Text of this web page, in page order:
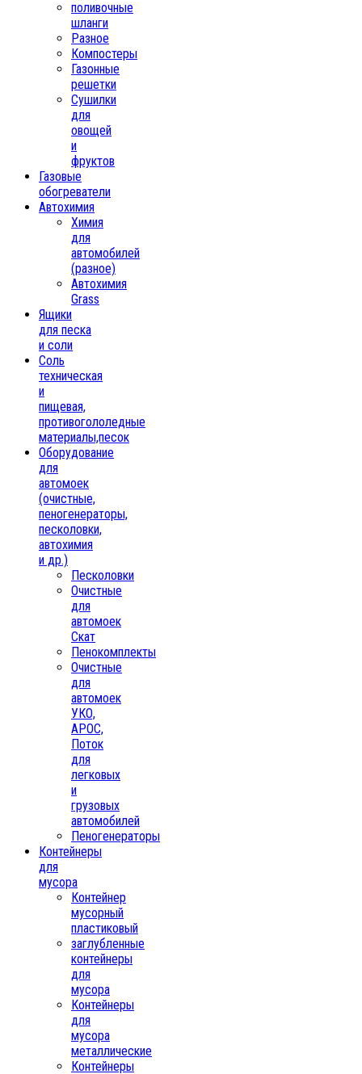
поливочные
шланги
Разное
Компостеры
Газонные
решетки
Сушилки
для
овощей
и
фруктов
Газовые
обогреватели
Автохимия
Химия
для
автомобилей
(разное)
Автохимия
Grass
Ящики
для песка
и соли
Соль
техническая
и
пищевая,
противогололедные
материалы,песок
Oборудование
для
автомоек
(очистные,
пеногенераторы,
песколовки,
автохимия
и др.)
Песколовки
Очистные
для
автомоек
Скат
Пенокомплекты
Очистные
для
автомоек
УКО,
АРОС,
Поток
для
легковых
и
грузовых
автомобилей
Пеногенераторы
Контейнеры
для
мусора
Контейнер
мусорный
пластиковый
заглубленные
контейнеры
для
мусора
Контейнеры
для
мусора
металлические
Контейнеры